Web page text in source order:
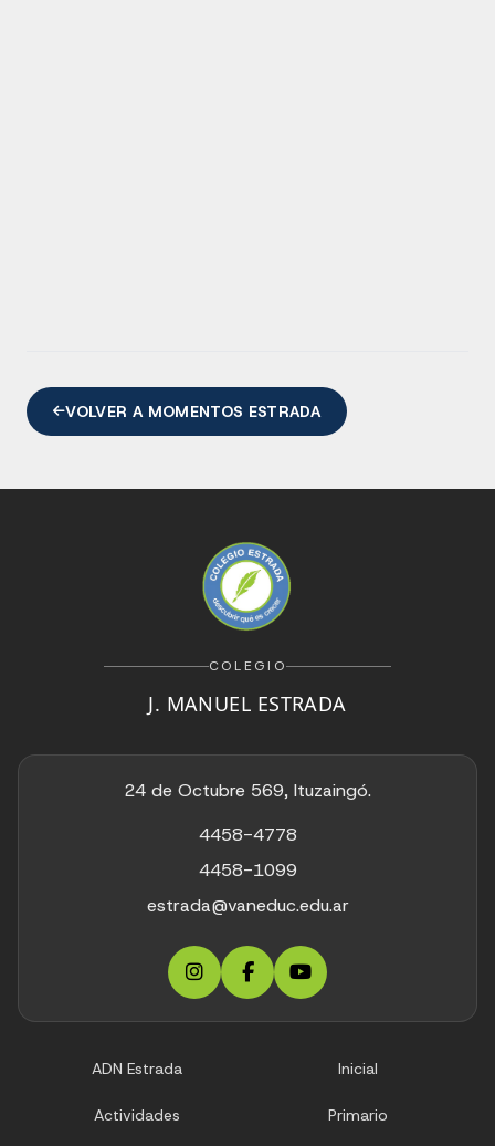
VOLVER A MOMENTOS ESTRADA
COLEGIO
J. MANUEL ESTRADA
24 de Octubre 569, Ituzaingó.
4458-4778
4458-1099
estrada@vaneduc.edu.ar
ADN Estrada Inicial
Actividades Primario